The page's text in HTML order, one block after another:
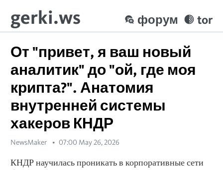
gerki.ws tor
форум
От "привет, я ваш новый
аналитик" до "ой, где моя
крипта?". Анатомия
внутренней системы
хакеров КНДР
NewsMaker 07:00 May 26, 2026
КНДР научилась проникать в корпоративные сети